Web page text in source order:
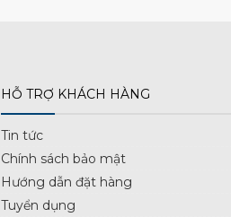
HỖ TRỢ KHÁCH HÀNG
Tin tức
Chính sách bảo mật
Hướng dẫn đặt hàng
Tuyển dụng